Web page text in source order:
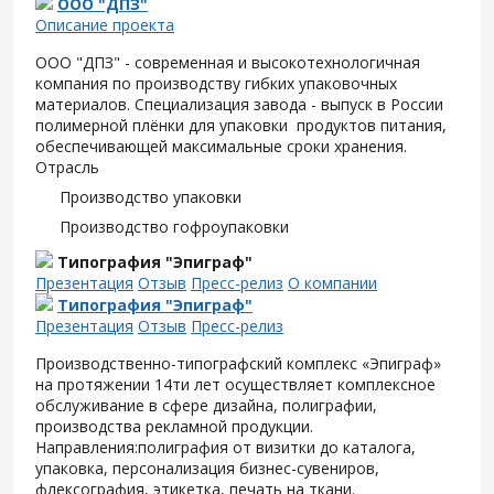
Описание проекта
ООО "ДПЗ" - современная и высокотехнологичная
компания по производству гибких упаковочных
материалов. Специализация завода - выпуск в России
полимерной плёнки для упаковки продуктов питания,
обеспечивающей максимальные сроки хранения.
Отрасль
Производство упаковки
Производство гофроупаковки
Типография "Эпиграф"
Презентация Отзыв Пресс-релиз О компании
Типография "Эпиграф"
Презентация Отзыв Пресс-релиз
Производственно-типографский комплекс «Эпиграф»
на протяжении 14ти лет осуществляет комплексное
обслуживание в сфере дизайна, полиграфии,
производства рекламной продукции.
Направления:полиграфия от визитки до каталога,
упаковка, персонализация бизнес-сувениров,
флексография, этикетка, печать на ткани.